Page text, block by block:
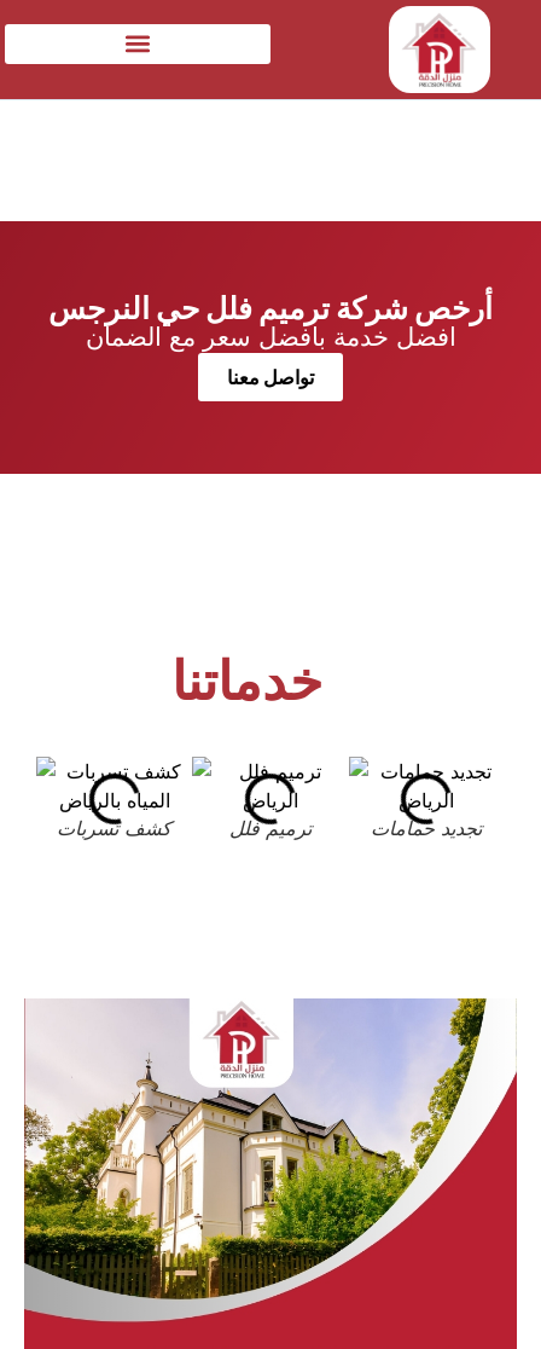
أرخص شركة ترميم فلل حي النرجس
افضل خدمة بافضل سعر مع الضمان
تواصل معنا
خدماتنا
كشف تسربات ترميم فلل تجديد حمامات